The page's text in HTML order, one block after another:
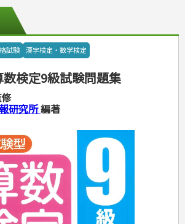
ツ
ペット
り
ク
い
趣味
ラ
ダイエット
ング
ウジング
らし
クササイズ
・ヘア
ン字
ーチ・マナー
児
ジ
り
ム
ん
感想文
検定
産
金・保険
試験 漢字検定・数学検定
検定9級試験問題集
研究所編著